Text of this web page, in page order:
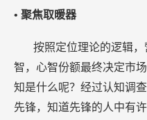
• 聚焦取暖器
按照定位理论的逻辑
智，心智份额最终决定市
知是什么呢？经过认知调
先锋，知道先锋的人中有